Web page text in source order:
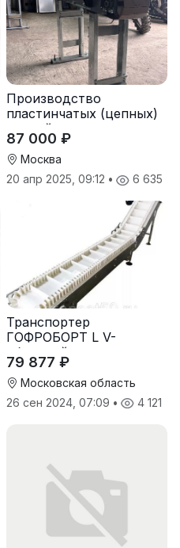
Производство
пластинчатых (цепных)
конвейеров
(транспортеров) под
заказ
87 000 ₽
Москва
20 апр 2025, 09:12 • 6 635
Транспортер
ГОФРОБОРТ L V-
образный
79 877 ₽
Московская область
26 сен 2024, 07:09 • 4 121